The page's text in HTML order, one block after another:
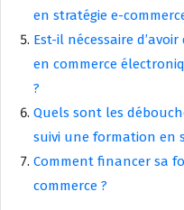
en stratégie e-
Est-il nécessaire
en commerce
?
Quels sont les
suivi une formation en
Comment financer sa
commerce ?